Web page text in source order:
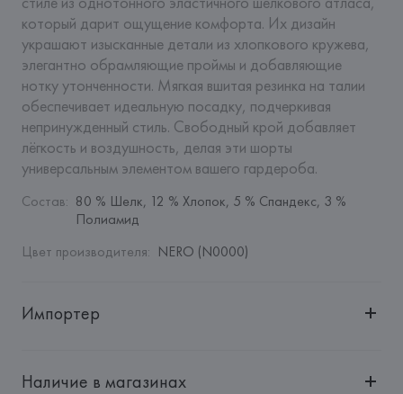
который дарит ощущение комфорта. Их дизайн
украшают изысканные детали из хлопкового кружева,
элегантно обрамляющие проймы и добавляющие
нотку утонченности. Мягкая вшитая резинка на талии
обеспечивает идеальную посадку, подчеркивая
непринужденный стиль. Свободный крой добавляет
лёгкость и воздушность, делая эти шорты
универсальным элементом вашего гардероба.
Состав: 80 % Шелк, 12 % Хлопок, 5 % Спандекс, 3 %
Полиамид
Цвет производителя: NERO (N0000)
Импортер
"БелВиринея"
Наличие в магазинах